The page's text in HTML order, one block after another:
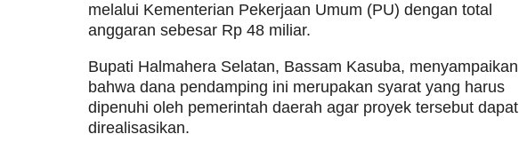
melalui Kementerian Pekerjaan Umum (PU) dengan total
anggaran sebesar Rp 48 miliar.
Bupati Halmahera Selatan, Bassam Kasuba, menyampaikan
bahwa dana pendamping ini merupakan syarat yang harus
dipenuhi oleh pemerintah daerah agar proyek tersebut dapat
direalisasikan.